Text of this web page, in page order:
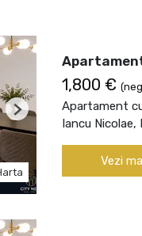
Next
1,800 €
Apartament
Iancu Nicolae,
Vezi